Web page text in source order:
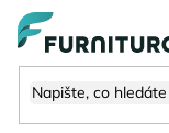
Přejít
obsah